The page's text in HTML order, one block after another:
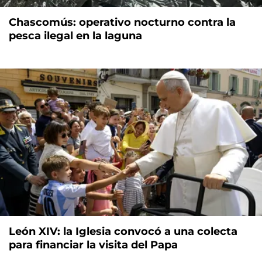
Chascomús: operativo nocturno contra la
pesca ilegal en la laguna
León XIV: la Iglesia convocó a una colecta
para financiar la visita del Papa